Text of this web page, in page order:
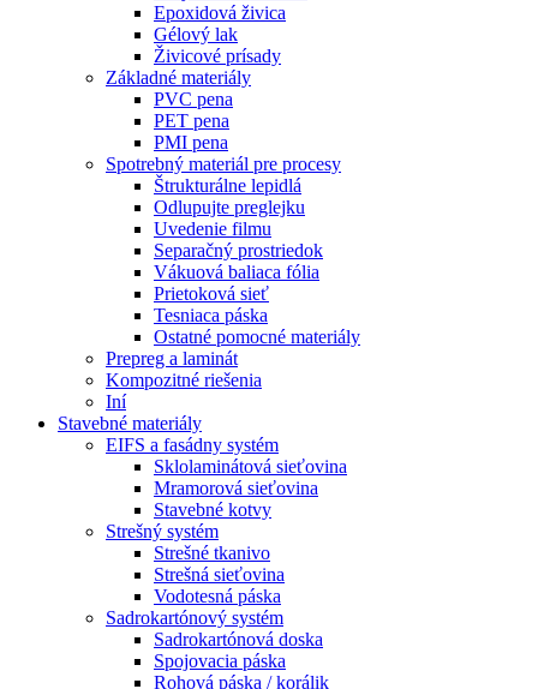
Epoxidová živica
Gélový lak
Živicové prísady
Základné materiály
PVC pena
PET pena
PMI pena
Spotrebný materiál pre procesy
Štrukturálne lepidlá
Odlupujte preglejku
Uvedenie filmu
Separačný prostriedok
Vákuová baliaca fólia
Prietoková sieť
Tesniaca páska
Ostatné pomocné materiály
Prepreg a laminát
Kompozitné riešenia
Iní
Stavebné materiály
EIFS a fasádny systém
Sklolaminátová sieťovina
Mramorová sieťovina
Stavebné kotvy
Strešný systém
Strešné tkanivo
Strešná sieťovina
Vodotesná páska
Sadrokartónový systém
Sadrokartónová doska
Spojovacia páska
Rohová páska / korálik